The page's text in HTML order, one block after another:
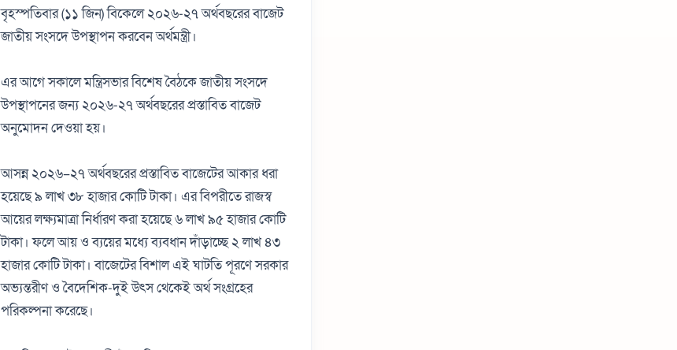
বৃহস্পতিবার (১১ জিন) বিকেলে ২০২৬-২৭ অর্থবছরের বাজেট
জাতীয় সংসদে উপস্থাপন করবেন অর্থমন্ত্রী।
এর আগে সকালে মন্ত্রিসভার বিশেষ বৈঠকে জাতীয় সংসদে
উপস্থাপনের জন্য ২০২৬-২৭ অর্থবছরের প্রস্তাবিত বাজেট
অনুমোদন দেওয়া হয়।
আসন্ন ২০২৬–২৭ অর্থবছরের প্রস্তাবিত বাজেটের আকার ধরা
হয়েছে ৯ লাখ ৩৮ হাজার কোটি টাকা। এর বিপরীতে রাজস্ব
আয়ের লক্ষ্যমাত্রা নির্ধারণ করা হয়েছে ৬ লাখ ৯৫ হাজার কোটি
টাকা। ফলে আয় ও ব্যয়ের মধ্যে ব্যবধান দাঁড়াচ্ছে ২ লাখ ৪৩
হাজার কোটি টাকা। বাজেটের বিশাল এই ঘাটতি পূরণে সরকার
অভ্যন্তরীণ ও বৈদেশিক-দুই উৎস থেকেই অর্থ সংগ্রহের
পরিকল্পনা করেছে।